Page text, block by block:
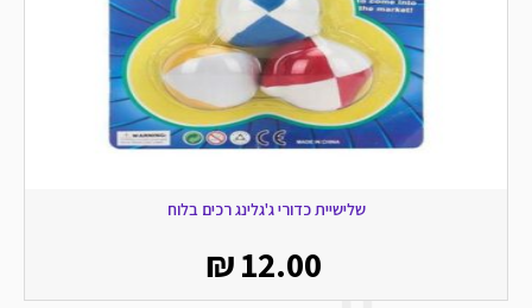
שלישיית כדורי ג'גלינג רכים בלוח
₪12.00